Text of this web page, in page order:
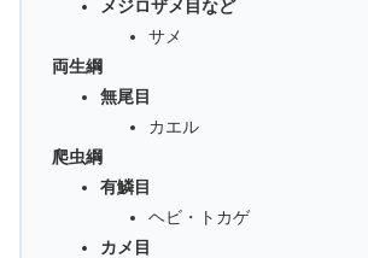
メジロザメ目など
サメ
両生綱
無尾目
カエル
爬虫綱
有鱗目
ヘビ・トカゲ
カメ目